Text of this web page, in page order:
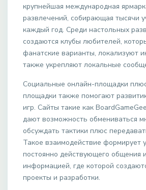
крупнейшая международная
развлечений, собирающая тысячи
каждый год. Среди настольных
создаются клубы любителей,
фанатские варианты, локализуют
также укрепляют локальные
Социальные онлайн-площадки
площадки также помогают
игр. Сайты такие как
дают возможность обмениваться
обсуждать тактики плюс
Такое взаимодействие формирует
постоянно действующего общения
информацией, где которой
проекты и разработки.